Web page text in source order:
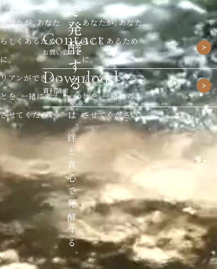
あなたが、あなた
らしくあるため
に。
リアンができるこ
とを、一緒に考え
させてください。
あなたが、あなた
らしくあるため
に。
リアンができるこ
とを、一緒に考え
させてください。
Contact
お問い合わせ
Download
資料請求